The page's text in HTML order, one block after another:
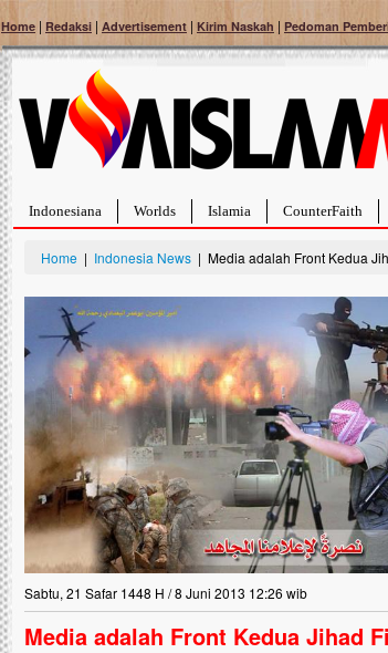
Home | Redaksi | Advertisement | Kirim Naskah | Pedoman
Indonesiana Worlds Islamia CounterFaith
Home | Indonesia News | Media adalah Front Kedua
Sabtu, 21 Safar 1448 H / 8 Juni 2013 12:26 wib
Media adalah Front Kedua Jihad
Bantu Naura, Balita Hebat
Tumor Pembuluh Darah
Hidup Naura Salsabila dipenuhi
rintangan yang sangat berat.
berusia sepuluh bulan, bayi yang imut
menghadapi penyakit yang dahsyat,
pembuluh darah berukuran...